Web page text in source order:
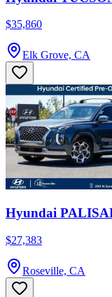
$35,860
Elk Grove, CA
Hyundai
$27,383
Roseville, CA